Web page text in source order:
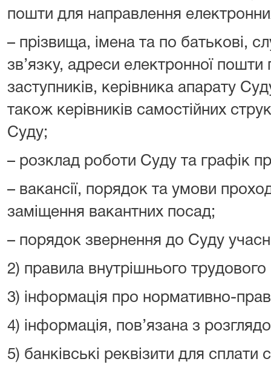
пошти для направлення
– прізвища, імена та по батькові,
зв’язку, адреси електронної пошти
заступників, керівника апарату
також керівників самостійних
Суду;
– розклад роботи Суду та графік
– вакансії, порядок та умови
заміщення вакантних посад;
– порядок звернення до Суду
2) правила внутрішнього
3) інформація про нормативно-
4) інформація, пов’язана з
5) банківські реквізити для сплати